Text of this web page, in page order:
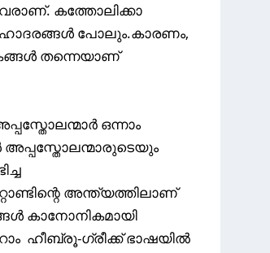
കത്തോലിക്കാ
പോലും.കാരണം,
തന്നെയാണ്
ഒന്നാം
അന്ത്യത്തിലാണ്
കാനോനികമായി
ഹീബ്രൂ-ഗ്രീക്ക് ഭാഷയിൽ